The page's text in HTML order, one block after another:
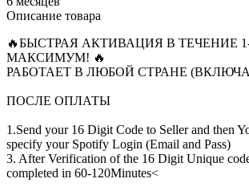
Описание товара
🔥БЫСТРАЯ АКТИВАЦИЯ В ТЕЧЕНИЕ
МАКСИМУМ! 🔥
РАБОТАЕТ В ЛЮБОЙ СТРАНЕ
ПОСЛЕ ОПЛАТЫ
1.Send your 16 Digit Code to Seller and then
specify your Spotify Login (Email and Pass)
3. After Verification of the 16 Digit Unique
completed in 60-120Minutes<